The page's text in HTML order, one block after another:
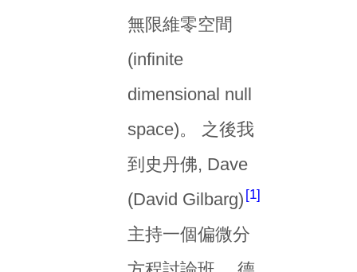
無限維零空間
(infinite
dimensional null
space)。 之後我
到史丹佛, Dave
(David Gilbarg) 1
主持一個偏微分